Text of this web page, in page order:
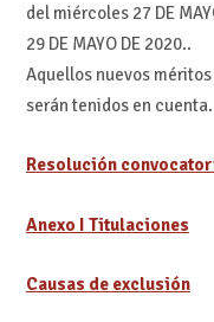
del miércoles 27 DE
29 DE MAYO DE 2020..
Aquellos nuevos
serán tenidos en cuenta.
Resolución
Anexo I Titulaciones
Causas de exclusión